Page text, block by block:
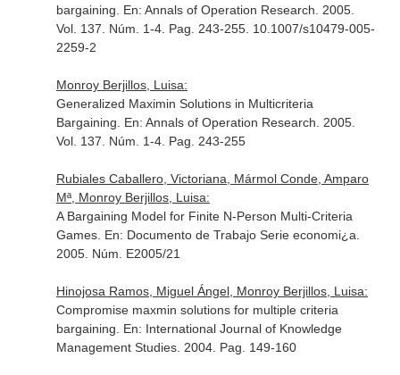
bargaining. En: Annals of Operation Research . 2005.
Vol. 137. Núm. 1-4. Pag. 243-255. 10.1007/s10479-005-
2259-2
Monroy Berjillos, Luisa:
Generalized Maximin Solutions in Multicriteria
Bargaining. En: Annals of Operation Research . 2005.
Vol. 137. Núm. 1-4. Pag. 243-255
Rubiales Caballero, Victoriana, Mármol Conde, Amparo
Mª, Monroy Berjillos, Luisa:
A Bargaining Model for Finite N-Person Multi-Criteria
Games. En: Documento de Trabajo Serie economi¿a
2005. Núm. E2005/21
Hinojosa Ramos, Miguel Ángel, Monroy Berjillos, Luisa:
Compromise maxmin solutions for multiple criteria
bargaining. En: International Journal of Knowledge
Management Studies. 2004. Pag. 149-160